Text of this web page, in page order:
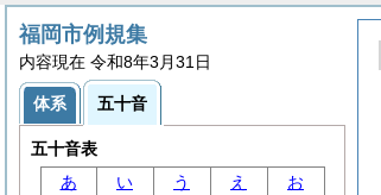
福岡市例規集
内容現在 令和8年3月31日
体系 五十音
五十音表
あ
い う え
お